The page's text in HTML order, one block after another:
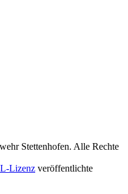
Stettenhofen. Alle Rechte
Lizenz veröffentlichte